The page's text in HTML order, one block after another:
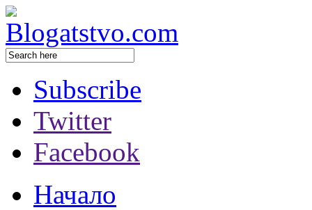
Subscribe
Twitter
Facebook
Начало